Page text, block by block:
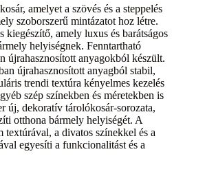
amelyet a szövés és a steppelés
szoborszerű mintázatot hoz létre.
kiegészítő, amely luxus és barátságos
helyiségnek. Fenntartható
újrahasznosított anyagokból készült.
újrahasznosított anyagból stabil,
trendi textúra kényelmes kezelés
szép színekben és méretekben is
új, dekoratív tárolókosár-sorozata,
otthona bármely helyiségét. A
a divatos színekkel és a
egyesíti a funkcionalitást és a